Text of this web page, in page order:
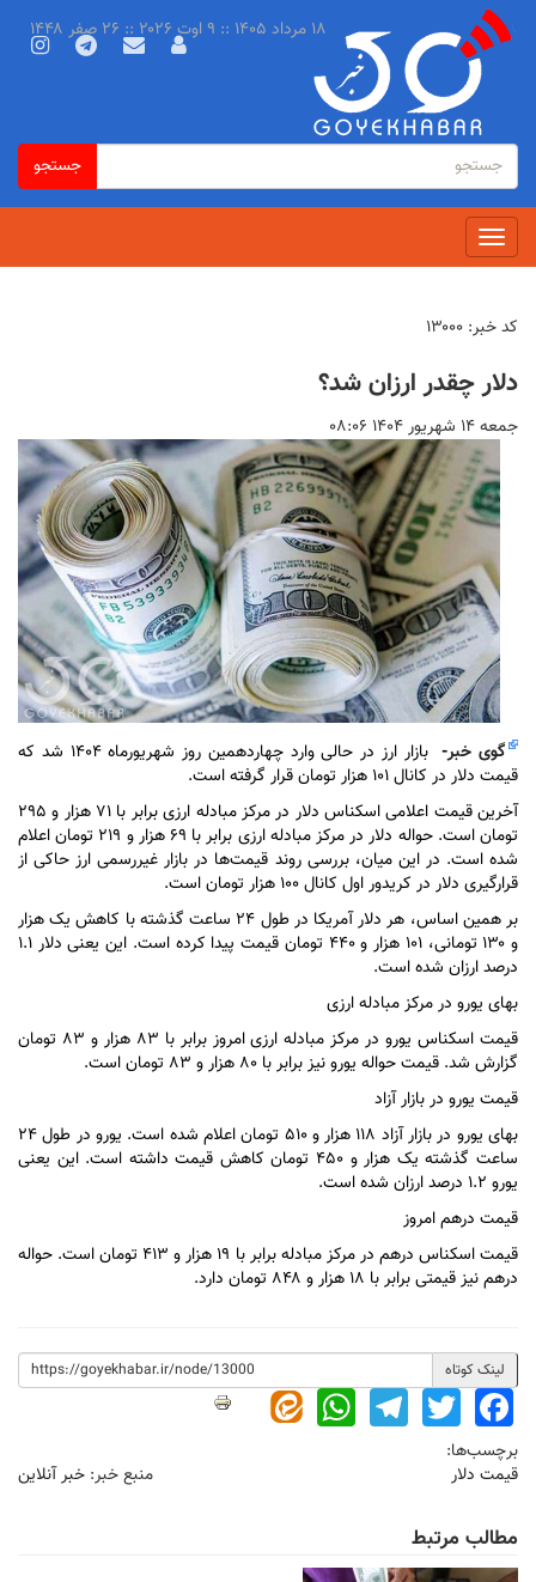
فرم
جستجو
جستجو
جستجو
Toggle
navigation
۱۸ مرداد ۱۴۰۵ :: ۹ اوت ۲۰۲۶ :: ۲۶ صفر ۱۴۴۸
کد خبر: ۱۳۰۰۰
دلار چقدر ارزان شد؟
جمعه ۱۴ شهريور ۱۴۰۴ ۰۸:۰۶
گوی خبر-
بازار ارز در حالی وارد چهاردهمین روز شهریورماه ۱۴۰۴ شد که
قیمت دلار در کانال ۱۰۱ هزار تومان قرار گرفته است.
آخرین قیمت اعلامی اسکناس دلار در مرکز مبادله ارزی برابر با ۷۱ هزار و ۲۹۵
تومان است. حواله دلار در مرکز مبادله ارزی برابر با ۶۹ هزار و ۲۱۹ تومان اعلام
شده است. در این میان، بررسی روند قیمت‌ها در بازار غیررسمی ارز حاکی از
قرارگیری دلار در کریدور اول کانال ۱۰۰ هزار تومان است.
بر همین اساس، هر دلار آمریکا در طول ۲۴ ساعت گذشته با کاهش یک هزار
و ۱۳۰ تومانی، ۱۰۱ هزار و ۴۴۰ تومان قیمت پیدا کرده است. این یعنی دلار ۱.۱
درصد ارزان شده است.
بهای یورو در مرکز مبادله ارزی
قیمت اسکناس یورو در مرکز مبادله ارزی امروز برابر با ۸۳ هزار و ۸۳ تومان
گزارش شد. قیمت حواله یورو نیز برابر با ۸۰ هزار و ۸۳ تومان است.
قیمت یورو در بازار آزاد
بهای یورو در بازار آزاد ۱۱۸ هزار و ۵۱۰ تومان اعلام شده است. یورو در طول ۲۴
ساعت گذشته یک هزار و ۴۵۰ تومان کاهش قیمت داشته است. این یعنی
یورو ۱.۲ درصد ارزان شده است.
قیمت درهم امروز
قیمت اسکناس درهم در مرکز مبادله برابر با ۱۹ هزار و ۴۱۳ تومان است. حواله
درهم نیز قیمتی برابر با ۱۸ هزار و ۸۴۸ تومان دارد.
لینک کوتاه
Facebook
Twitter
Telegram
WhatsApp
برچسب‌ها:
قیمت دلار
منبع خبر: خبر آنلاین
مطالب مرتبط